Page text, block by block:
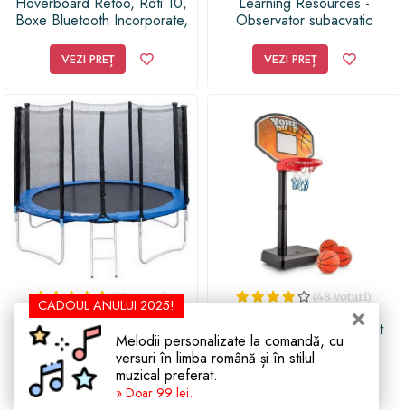
Boxe Bluetooth Incorporate,
13km/h, 500W, 36V, 3Ah,
Difuzoare, Albastru
VEZI PREȚ
Observator subacvatic
VEZI PREȚ
(18 voturi)
Trambulina Byox diametru
304 CM inaltime 183 CM
VEZI PREȚ
(48 voturi)
TOBAR - Cos de baschet
interactiv
CADOUL ANULUI 2025!
Melodii personalizate la comandă, cu
versuri în limba română și în stilul
muzical preferat.
» Doar 99 lei.